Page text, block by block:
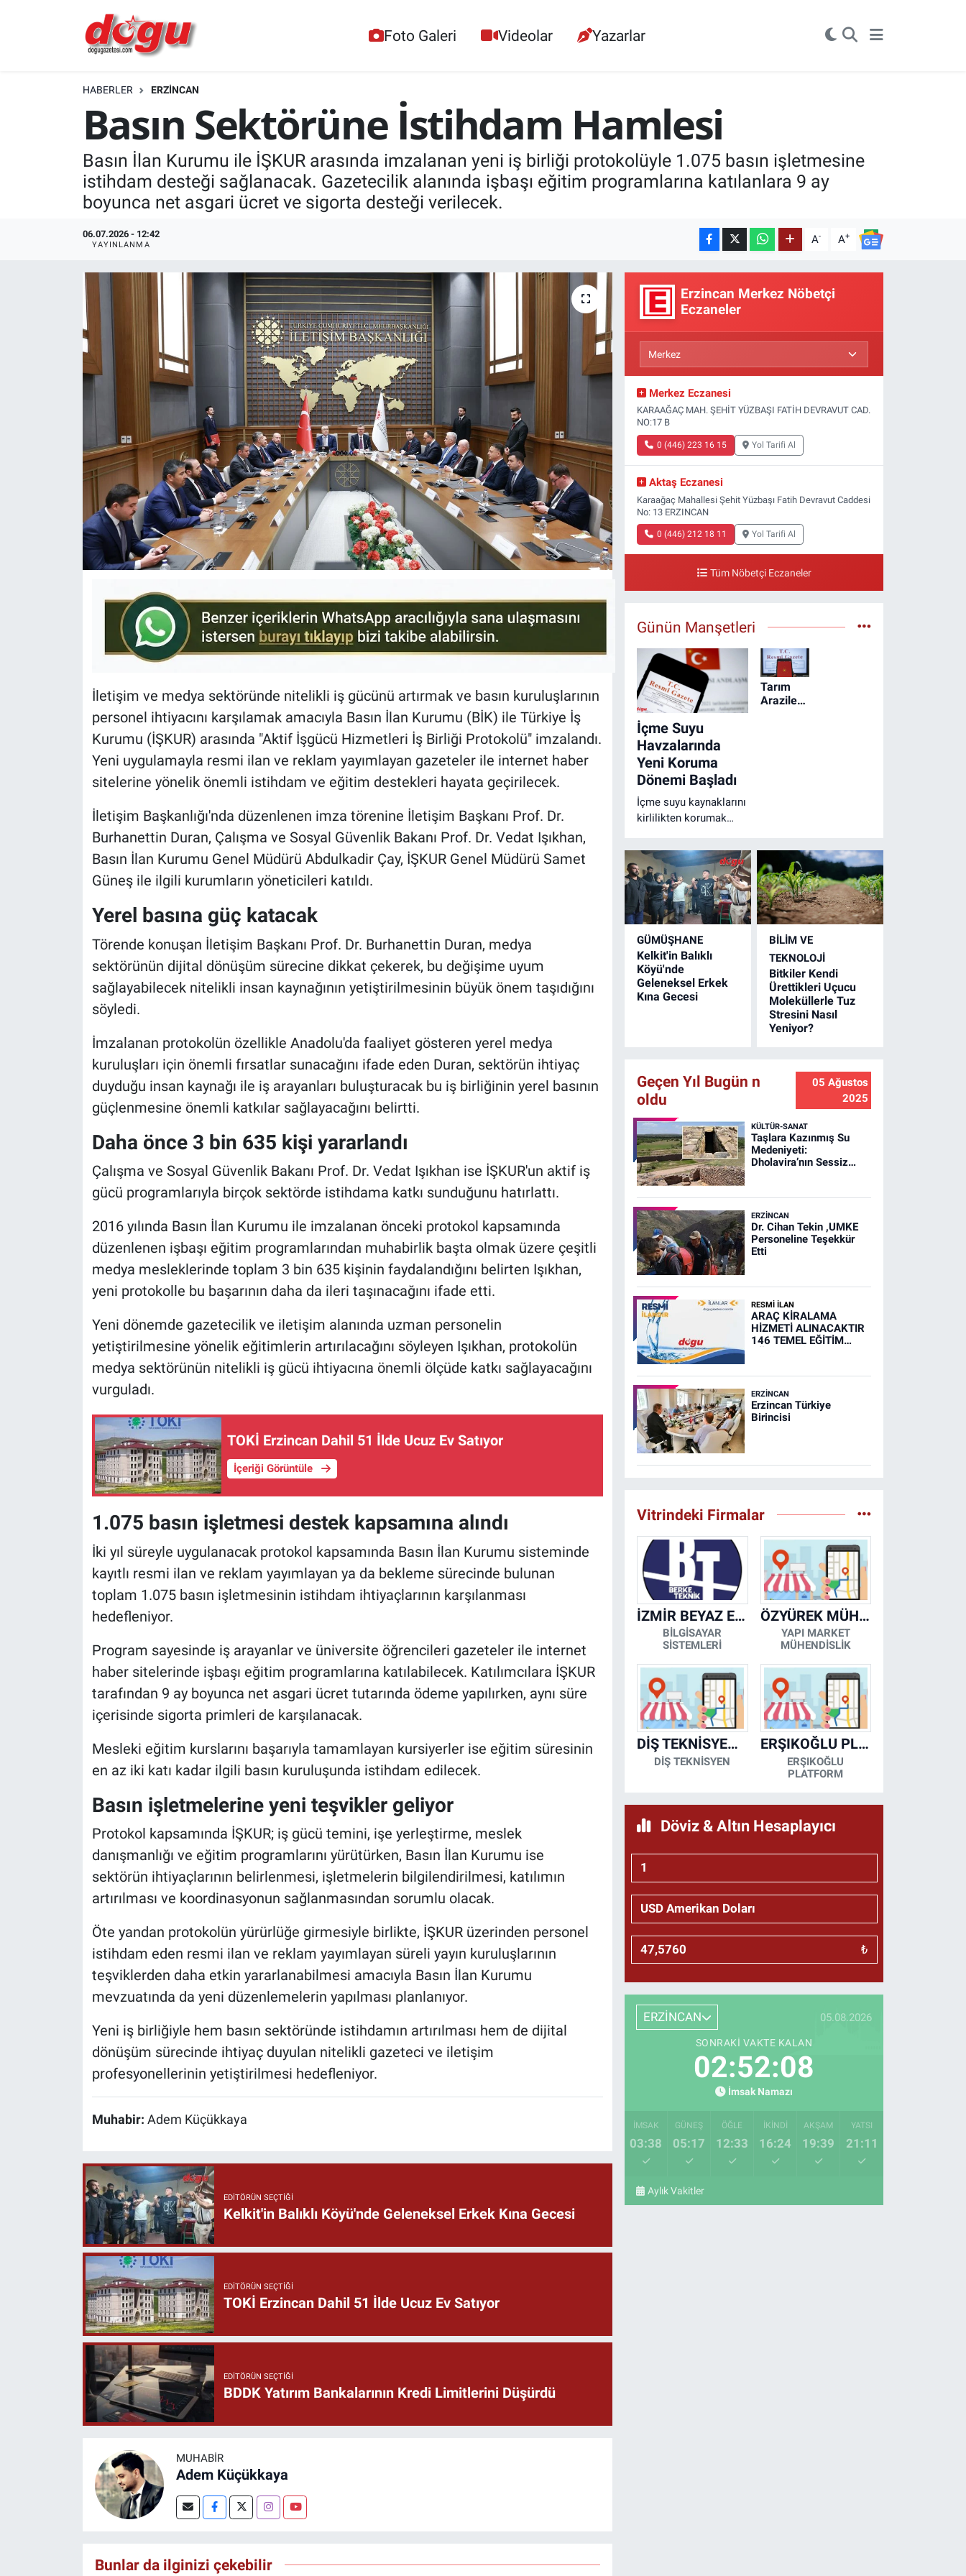
Foto Galeri Videolar Yazarlar
HABERLER ERZINCAN
Basın Sektörüne İstihdam Hamlesi
Basın İlan Kurumu ile İŞKUR arasında imzalanan yeni iş birliği protokolüyle 1.075 basın işletmesine
istihdam desteği sağlanacak. Gazetecilik alanında işbaşı eğitim programlarına katılanlara 9 ay
boyunca net asgari ücret ve sigorta desteği verilecek.
06.07.2026 - 12:42
YAYINLANMA A- A+
İletişim ve medya sektöründe nitelikli iş gücünü artırmak ve basın kuruluşlarının
personel ihtiyacını karşılamak amacıyla Basın İlan Kurumu (BİK) ile Türkiye İş
Kurumu (İŞKUR) arasında "Aktif İşgücü Hizmetleri İş Birliği Protokolü" imzalandı.
Yeni uygulamayla resmi ilan ve reklam yayımlayan gazeteler ile internet haber
sitelerine yönelik önemli istihdam ve eğitim destekleri hayata geçirilecek.
İletişim Başkanlığı'nda düzenlenen imza törenine İletişim Başkanı Prof. Dr.
Burhanettin Duran, Çalışma ve Sosyal Güvenlik Bakanı Prof. Dr. Vedat Işıkhan,
Basın İlan Kurumu Genel Müdürü Abdulkadir Çay, İŞKUR Genel Müdürü Samet
Güneş ile ilgili kurumların yöneticileri katıldı.
Yerel basına güç katacak
Törende konuşan İletişim Başkanı Prof. Dr. Burhanettin Duran, medya
sektörünün dijital dönüşüm sürecine dikkat çekerek, bu değişime uyum
sağlayabilecek nitelikli insan kaynağının yetiştirilmesinin büyük önem taşıdığını
söyledi.
İmzalanan protokolün özellikle Anadolu'da faaliyet gösteren yerel medya
kuruluşları için önemli fırsatlar sunacağını ifade eden Duran, sektörün ihtiyaç
duyduğu insan kaynağı ile iş arayanları buluşturacak bu iş birliğinin yerel basının
güçlenmesine önemli katkılar sağlayacağını belirtti.
Daha önce 3 bin 635 kişi yararlandı
Çalışma ve Sosyal Güvenlik Bakanı Prof. Dr. Vedat Işıkhan ise İŞKUR'un aktif iş
gücü programlarıyla birçok sektörde istihdama katkı sunduğunu hatırlattı.
2016 yılında Basın İlan Kurumu ile imzalanan önceki protokol kapsamında
düzenlenen işbaşı eğitim programlarından muhabirlik başta olmak üzere çeşitli
medya mesleklerinde toplam 3 bin 635 kişinin faydalandığını belirten Işıkhan,
yeni protokolle bu başarının daha da ileri taşınacağını ifade etti.
Yeni dönemde gazetecilik ve iletişim alanında uzman personelin
yetiştirilmesine yönelik eğitimlerin artırılacağını söyleyen Işıkhan, protokolün
medya sektörünün nitelikli iş gücü ihtiyacına önemli ölçüde katkı sağlayacağını
vurguladı.
TOKİ Erzincan Dahil 51 İlde Ucuz Ev Satıyor
İçeriği Görüntüle
1.075 basın işletmesi destek kapsamına alındı
İki yıl süreyle uygulanacak protokol kapsamında Basın İlan Kurumu sisteminde
kayıtlı resmi ilan ve reklam yayımlayan ya da bekleme sürecinde bulunan
toplam 1.075 basın işletmesinin istihdam ihtiyaçlarının karşılanması
hedefleniyor.
Program sayesinde iş arayanlar ve üniversite öğrencileri gazeteler ile internet
haber sitelerinde işbaşı eğitim programlarına katılabilecek. Katılımcılara İŞKUR
tarafından 9 ay boyunca net asgari ücret tutarında ödeme yapılırken, aynı süre
içerisinde sigorta primleri de karşılanacak.
Mesleki eğitim kurslarını başarıyla tamamlayan kursiyerler ise eğitim süresinin
en az iki katı kadar ilgili basın kuruluşunda istihdam edilecek.
Basın işletmelerine yeni teşvikler geliyor
Protokol kapsamında İŞKUR; iş gücü temini, işe yerleştirme, meslek
danışmanlığı ve eğitim programlarını yürütürken, Basın İlan Kurumu ise
sektörün ihtiyaçlarının belirlenmesi, işletmelerin bilgilendirilmesi, katılımın
artırılması ve koordinasyonun sağlanmasından sorumlu olacak.
Öte yandan protokolün yürürlüğe girmesiyle birlikte, İŞKUR üzerinden personel
istihdam eden resmi ilan ve reklam yayımlayan süreli yayın kuruluşlarının
teşviklerden daha etkin yararlanabilmesi amacıyla Basın İlan Kurumu
mevzuatında da yeni düzenlemelerin yapılması planlanıyor.
Yeni iş birliğiyle hem basın sektöründe istihdamın artırılması hem de dijital
dönüşüm sürecinde ihtiyaç duyulan nitelikli gazeteci ve iletişim
profesyonellerinin yetiştirilmesi hedefleniyor.
Muhabir: Adem Küçükkaya
EDITÖRÜN SEÇTIĞI
Kelkit'in Balıklı Köyü'nde Geleneksel Erkek Kına Gecesi
EDITÖRÜN SEÇTIĞI
TOKİ Erzincan Dahil 51 İlde Ucuz Ev Satıyor
EDITÖRÜN SEÇTIĞI
BDDK Yatırım Bankalarının Kredi Limitlerini Düşürdü
MUHABIR
Adem Küçükkaya
Bunlar da ilginizi çekebilir
Erzincan Merkez Nöbetçi
Eczaneler
Merkez Eczanesi
KARAAĞAÇ MAH. ŞEHİT YÜZBAŞI FATİH DEVRAVUT CAD.
NO:17 B
0 (446) 223 16 15 Yol Tarifi Al
Aktaş Eczanesi
Karaağaç Mahallesi Şehit Yüzbaşı Fatih Devravut Caddesi
No: 13 ERZINCAN
0 (446) 212 18 11 Yol Tarifi Al
Tüm Nöbetçi Eczaneler
Günün Manşetleri
İçme Suyu
Havzalarında
Yeni Koruma
Dönemi Başladı
İçme suyu kaynaklarını
kirlilikten korumak
yeni kurallar yürürlüğe
girdi. Baraj ve
göllerdeki birçok
faaliyete sıkı
kısıtlamalar geldi.
Tarım
Arazilerinde
GÜMÜŞHANE
Kelkit'in Balıklı
Köyü'nde
Geleneksel Erkek
Kına Gecesi
BİLİM VE
TEKNOLOJİ
Bitkiler Kendi
Ürettikleri Uçucu
Moleküllerle Tuz
Stresini Nasıl
Yeniyor?
Geçen Yıl Bugün n
oldu
05 Ağustos
2025
KÜLTÜR-SANAT
Taşlara Kazınmış Su
Medeniyeti:
Dholavira’nın Sessiz
ERZINCAN
Dr. Cihan Tekin ,UMKE
Personeline Teşekkür
Etti
RESMİ İLAN
ARAÇ KİRALAMA
HİZMETİ ALINACAKTIR
146 TEMEL EĞİTİM
İLAN)
ERZINCAN
Erzincan Türkiye
Birincisi
Vitrindeki Firmalar
İZMİR BEYAZ EŞYA KLİMA KOMBİ SERVİSİ
BİLGİSAYAR
SİSTEMLERİ
ÖZYÜREK MÜHENDİSLİK
YAPI MARKET
MÜHENDİSLİK
DİŞ TEKNİSYENİ- MESUT KORKMAZ
DİŞ TEKNİSYEN
ERŞIKOĞLU PLATFORM
ERŞIKOĞLU
PLATFORM
Döviz & Altın Hesaplayıcı
₺
ERZİNCAN 05.08.2026
SONRAKI VAKTE KALAN
02:52:07
İmsak Namazı
İMSAK
03:38
GÜNEŞ
05:17
ÖĞLE
12:33
İKINDI
16:24
AKŞAM
19:39
YATSI
21:11
Aylık Vakitler
ERZINCAN
GÜNDEM
ERZİNCAN FOTOĞRAFLARI
EKONOMİ
Bilim, teknoloji
KÜLTÜR-SANAT
Yerel Haber
RESMİ İLAN